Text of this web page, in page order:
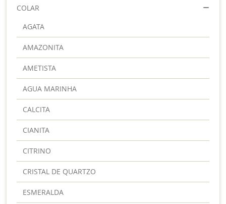
COLAR
AGATA
AMAZONITA
AMETISTA
AGUA MARINHA
CALCITA
CIANITA
CITRINO
CRISTAL DE QUARTZO
ESMERALDA